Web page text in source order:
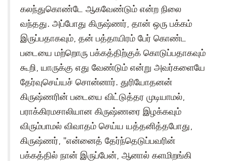
கலந்துகொண்டே ஆகவேண்டும் என்ற நிலை
வந்தது. அப்போது கிருஷ்ணர், தான் ஒரு பக்கம்
இருப்பதாகவும், தன் பத்தாயிரம் பேர் கொண்ட
படையை மற்றொரு பக்கத்திற்குக் கொடுப்பதாகவும்
கூறி, யாருக்கு எது வேண்டும் என்று அவர்களையே
தேர்வுசெய்யச் சொன்னார். துரியோதனன்
கிருஷ்ணரின் படையை விட்டுத்தர முடியாமல்,
பராக்கிரமசாலியான கிருஷ்ணரை இழக்கவும்
விரும்பாமல் விவாதம் செய்ய யத்தனித்தபோது,
கிருஷ்ணர், "என்னைத் தேர்ந்தெடுப்பவரின்
பக்கத்தில் நான் இருப்பேன், ஆனால் களமிறங்கி